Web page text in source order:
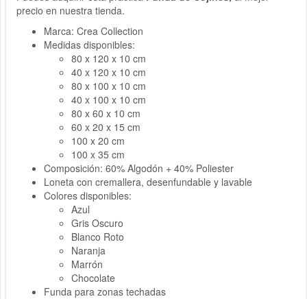
precio en nuestra tienda.
Marca: Crea Collection
Medidas disponibles:
80 x 120 x 10 cm
40 x 120 x 10 cm
80 x 100 x 10 cm
40 x 100 x 10 cm
80 x 60 x 10 cm
60 x 20 x 15 cm
100 x 20 cm
100 x 35 cm
Composición: 60% Algodón + 40% Poliester
Loneta con cremallera, desenfundable y lavable
Colores disponibles:
Azul
Gris Oscuro
Blanco Roto
Naranja
Marrón
Chocolate
Funda para zonas techadas